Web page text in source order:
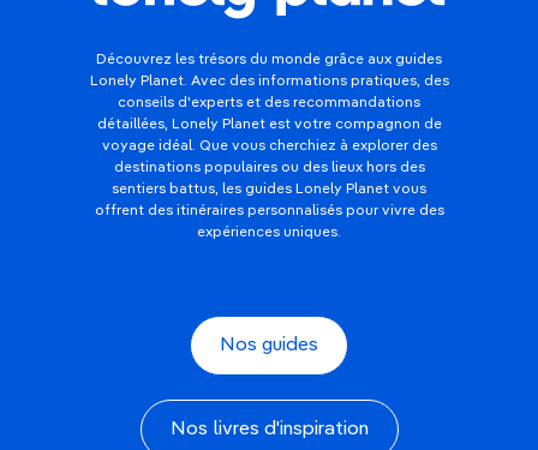
Découvrez les trésors du monde grâce aux guides
Lonely Planet. Avec des informations pratiques, des
conseils d'experts et des recommandations
détaillées, Lonely Planet est votre compagnon de
voyage idéal. Que vous cherchiez à explorer des
destinations populaires ou des lieux hors des
sentiers battus, les guides Lonely Planet vous
offrent des itinéraires personnalisés pour vivre des
expériences uniques.
Nos guides
Nos livres d'inspiration